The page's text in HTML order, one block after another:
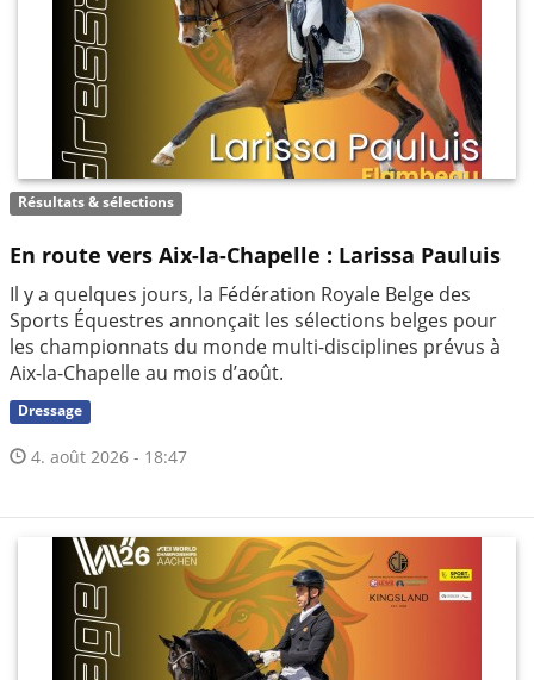
Résultats & sélections
En route vers Aix-la-Chapelle : Larissa Pauluis
Il y a quelques jours, la Fédération Royale Belge des
Sports Équestres annonçait les sélections belges pour
les championnats du monde multi-disciplines prévus à
Aix-la-Chapelle au mois d’août.
Dressage
4. août 2026 - 18:47